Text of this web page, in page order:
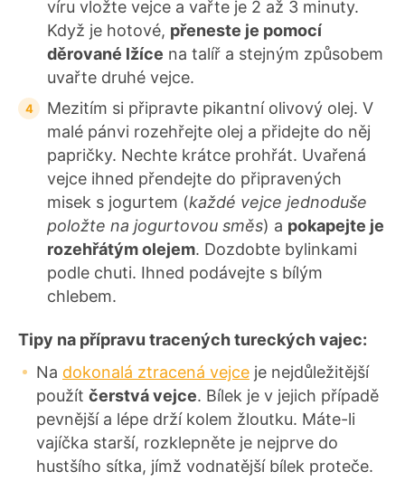
víru vložte vejce a vařte je 2 až 3 minuty.
Když je hotové, přeneste je pomocí
děrované lžíce na talíř a stejným způsobem
uvařte druhé vejce.
Mezitím si připravte pikantní olivový olej. V
malé pánvi rozehřejte olej a přidejte do něj
papričky. Nechte krátce prohřát. Uvařená
vejce ihned přendejte do připravených
misek s jogurtem (každé vejce jednoduše
položte na jogurtovou směs) a pokapejte je
rozehřátým olejem. Dozdobte bylinkami
podle chuti. Ihned podávejte s bílým
chlebem.
Tipy na přípravu tracených tureckých vajec:
Na dokonalá ztracená vejce je nejdůležitější
použít čerstvá vejce. Bílek je v jejich případě
pevnější a lépe drží kolem žloutku. Máte-li
vajíčka starší, rozklepněte je nejprve do
hustšího sítka, jímž vodnatější bílek proteče.